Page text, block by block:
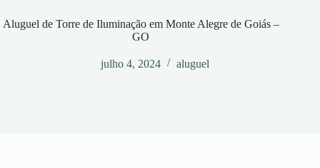
Aluguel de Torre de Iluminação em Monte Alegre de Goiás –
GO
julho 4, 2024 aluguel